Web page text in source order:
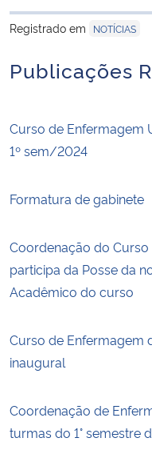
Registrado em
NOTÍCIAS
Publicações
Curso de Enfermagem
1º sem/2024
Formatura de gabinete
Coordenação do
participa da Posse da
Acadêmico do curso
Curso de Enfermagem
inaugural
Coordenação de
turmas do 1° semestre